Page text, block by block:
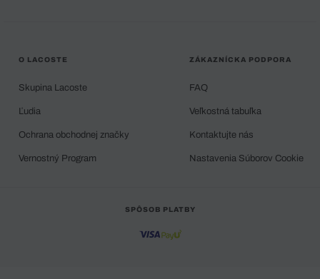
O LACOSTE
Skupina Lacoste
Ľudia
Ochrana obchodnej značky
Vernostný Program
ZÁKAZNÍCKA PODPORA
FAQ
Veľkostná tabuľka
Kontaktujte nás
Nastavenia Súborov Cookie
SPÔSOB PLATBY